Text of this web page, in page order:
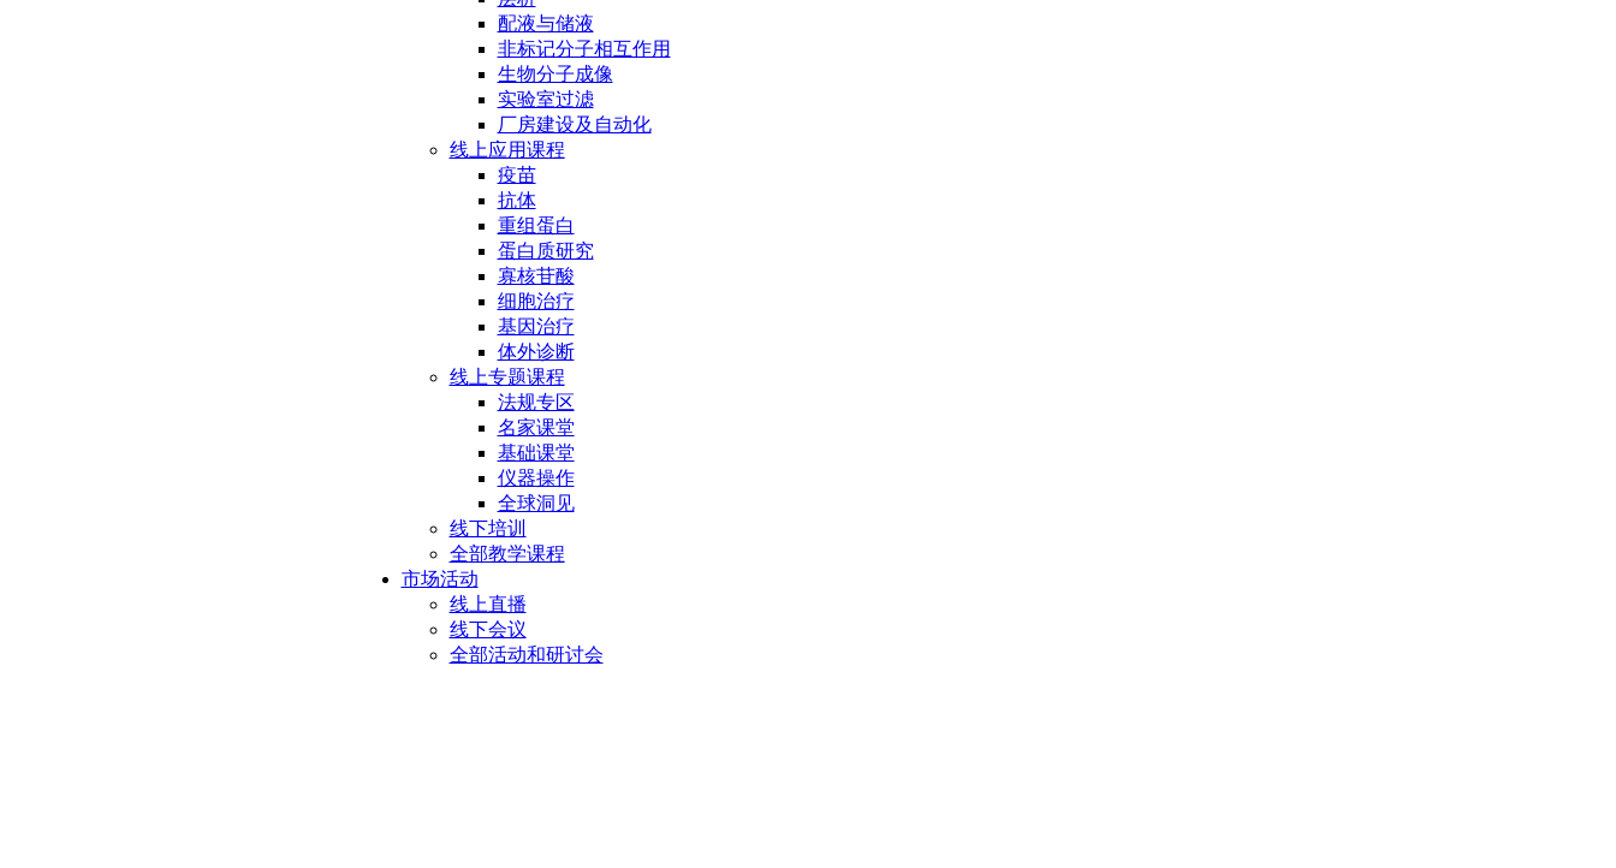
配液与储液
非标记分子相互作用
生物分子成像
实验室过滤
厂房建设及自动化
线上应用课程
疫苗
抗体
重组蛋白
蛋白质研究
寡核苷酸
细胞治疗
基因治疗
体外诊断
线上专题课程
法规专区
名家课堂
基础课堂
仪器操作
全球洞见
线下培训
全部教学课程
市场活动
线上直播
线下会议
全部活动和研讨会